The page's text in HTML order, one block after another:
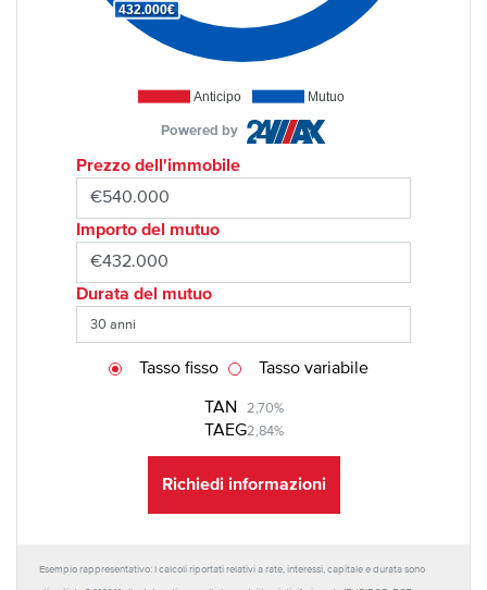
Anticipo Mutuo
432.000€
Powered by
Prezzo dell'immobile
Importo del mutuo
Durata del mutuo
TAN 2,70%
TAEG2,84%
Tasso fisso Tasso variabile
Richiedi informazioni
Esempio rappresentativo: I calcoli riportati relativi a rate, interessi, capitale e durata sono